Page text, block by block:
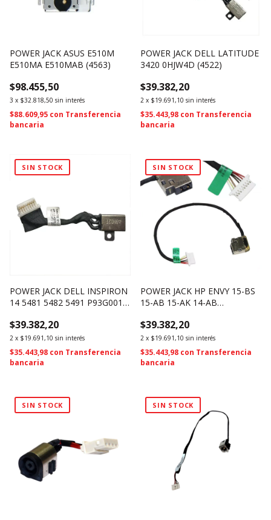
POWER JACK ASUS E510M
E510MA E510MAB (4563)
$98.455,50
3 x $32.818,50 sin interés
$88.609,95 con Transferencia
bancaria
POWER JACK DELL LATITUDE
3420 0HJW4D (4522)
$39.382,20
2 x $19.691,10 sin interés
$35.443,98 con Transferencia
bancaria
SIN STOCK
POWER JACK DELL INSPIRON
14 5481 5482 5491 P93G001
$39.382,20
2 x $19.691,10 sin interés
$35.443,98 con Transferencia
bancaria
SIN STOCK
POWER JACK HP ENVY 15-BS
15-AB 15-AK 14-AB
S17 (431)
$39.382,20
2 x $19.691,10 sin interés
$35.443,98 con Transferencia
bancaria
SIN STOCK SIN STOCK